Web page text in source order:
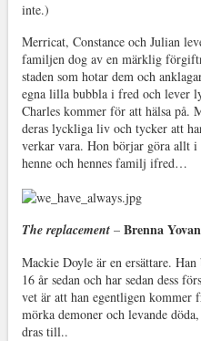
inte.)
Merricat, Constance och Julian
familjen dog av en märklig
staden som hotar dem och
egna lilla bubbla i fred och lever
Charles kommer för att hälsa på.
deras lyckliga liv och tycker att
verkar vara. Hon börjar göra allt
henne och hennes familj ifred…
The replacement – Brenna
Mackie Doyle är en ersättare.
16 år sedan och har sedan dess
vet är att han egentligen kommer
mörka demoner och levande
dras till..